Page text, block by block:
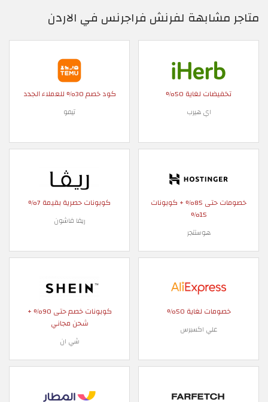
متاجر مشابهة لفرنش فراجرنس في الاردن
تخفيضات لغاية 50%
اي هيرب
كود خصم 30% للعملاء الجدد
تيمو
خصومات حتى 85% + كوبونات
15%
هوستنجر
كوبونات حصرية بقيمة 7%
ريفا فاشون
خصومات لغاية 50%
علي اكسبرس
كوبونات خصم حتى 90% +
شحن مجاني
شي ان